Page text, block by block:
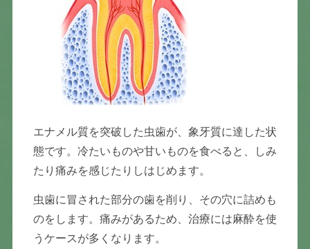
エナメル質を突破した虫歯が、象牙質に達した状
態です。冷たいものや甘いものを食べると、しみ
たり痛みを感じたりしはじめます。
虫歯に冒された部分の歯を削り、その穴に詰めも
のをします。痛みがあるため、治療には麻酔を使
うケースが多くなります。